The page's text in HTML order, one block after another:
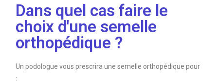
Dans quel cas faire le
choix d'une semelle
orthopédique ?
Un podologue vous prescrira une semelle orthopédique pour
: